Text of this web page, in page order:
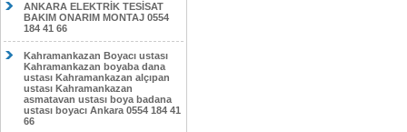
ANKARA ELEKTRİK TESİSAT
BAKIM ONARIM MONTAJ 0554
184 41 66
Kahramankazan Boyacı ustası
Kahramankazan boyaba dana
ustası Kahramankazan alçıpan
ustası Kahramankazan
asmatavan ustası boya badana
ustası boyacı Ankara 0554 184 41
66